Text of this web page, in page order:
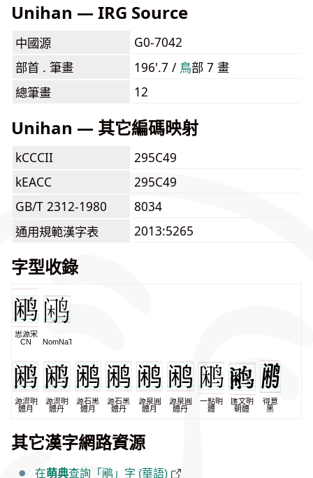
Unihan — IRG Source
中國源
G0-7042
部首 . 筆畫
196'.7 / ⿃部 7 畫
總筆畫
12
Unihan — 其它編碼映射
kCCCII
295C49
kEACC
295C49
GB/T 2312-1980
8034
通用規範漢字表
2013:5265
字型收錄
思源宋
CN
NomNaTong
源流明
體月
源流明
體丹
源石黑
體月
源石黑
體丹
源泉圓
體月
源泉圓
體丹
一點明
體
匯文明
朝體
得意
黑
其它漢字網路資源
在萌典查詢「鹇」字 (華語)